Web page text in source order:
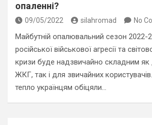
опаленні?
09/05/2022 silahromad No
Майбутній опалювальний сезон 2022-
російської військової агресії та
кризи буде надзвичайно складним як
ЖКГ, так і для звичайних
тепло українцям обіцяли…